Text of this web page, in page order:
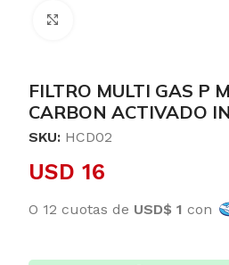
FILTRO MULTI GAS P
CARBON ACTIVADO
SKU: HCD02
USD 16
O 12 cuotas de USD$ 1 con